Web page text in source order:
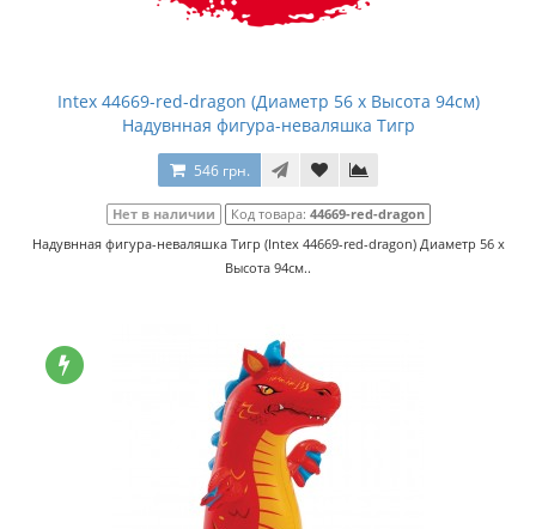
Intex 44669-red-dragon (Диаметр 56 x Высота 94см)
Надувнная фигура-неваляшка Тигр
546 грн.
Нет в наличии Код товара: 44669-red-dragon
Надувнная фигура-неваляшка Тигр (Intex 44669-red-dragon) Диаметр 56 x
Высота 94см..